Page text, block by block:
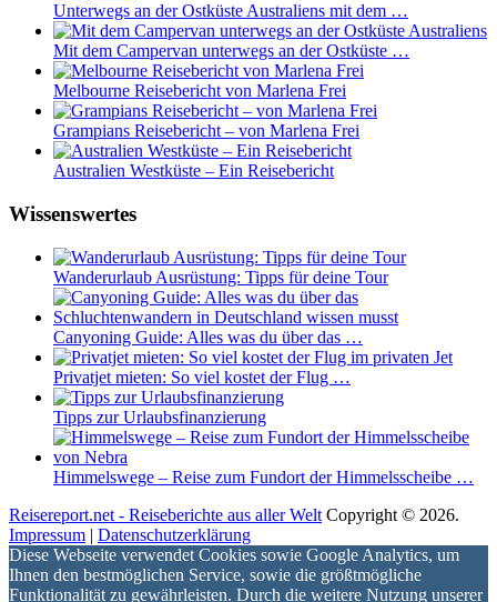
Unterwegs an der Ostküste Australiens mit dem …
Mit dem Campervan unterwegs an der Ostküste …
Melbourne Reisebericht von Marlena Frei
Grampians Reisebericht – von Marlena Frei
Australien Westküste – Ein Reisebericht
Wissenswertes
Wanderurlaub Ausrüstung: Tipps für deine Tour
Canyoning Guide: Alles was du über das …
Privatjet mieten: So viel kostet der Flug …
Tipps zur Urlaubsfinanzierung
Himmelswege – Reise zum Fundort der Himmelsscheibe …
Reisereport.net - Reiseberichte aus aller Welt Copyright © 2026.
Impressum | Datenschutzerklärung
Diese Webseite verwendet Cookies sowie Google Analytics, um
Ihnen den bestmöglichen Service, sowie die größtmögliche
Funktionalität zu gewährleisten. Durch die weitere Nutzung unserer